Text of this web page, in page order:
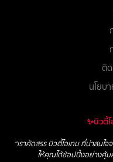
ติ
นโยบ
✨บิวตี้ไ
“เราคัดสรร บิวตี้ไอเทม ที่น่าสนใจ
ให้คุณได้ช้อปปิ้งอย่างคุ้ม